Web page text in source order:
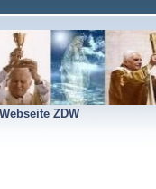
Webseite ZDW